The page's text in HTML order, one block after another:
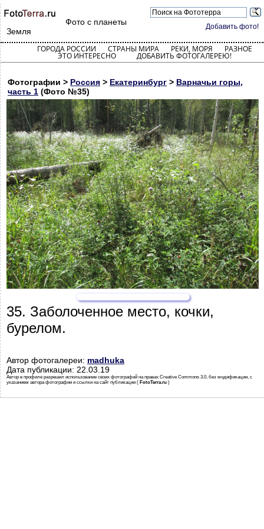
Добавить фото!
Фото с планеты
Земля
ГОРОДА РОССИИ СТРАНЫ МИРА РЕКИ, МОРЯ РАЗНОЕ
ЭТО ИНТЕРЕСНО ДОБАВИТЬ ФОТОГАЛЕРЕЮ!
Фотографии > Россия > Екатеринбург > Варначьи горы,
часть 1 (Фото №35)
35. Заболоченное место, кочки,
бурелом.
Автор фотогалереи: madhuka
Дата публикации: 22.03.19
Автор в профиле разрешил использование своих фотографий на правах Creative Commons 3.0, без модификации, с
указанием автора фотографии и ссылки на сайт публикации ( FotoTerra.ru )